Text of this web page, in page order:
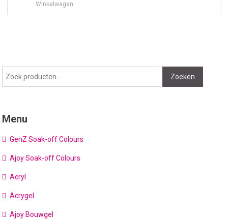
Winkelwagen
Zoeken
naar:
Zoeken
Menu
GenZ Soak-off Colours
Ajoy Soak-off Colours
Acryl
Acrygel
Ajoy Bouwgel